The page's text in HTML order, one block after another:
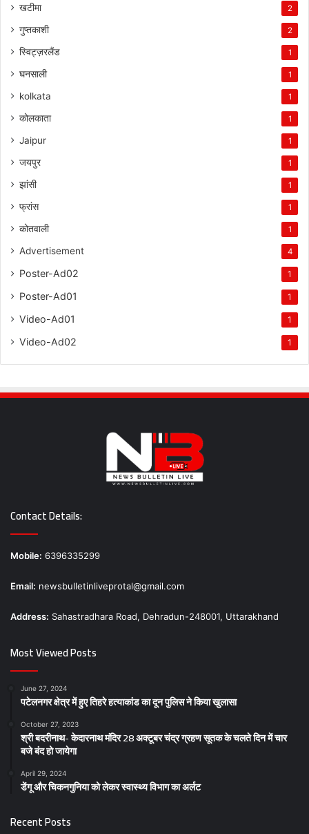
खटीमा 2
गुप्तकाशी 2
स्विट्ज़रलैंड 1
घनसाली 1
kolkata 1
कोलकाता 1
Jaipur 1
जयपुर 1
झांसी 1
फ्रांस 1
कोतवाली 1
Advertisement 4
Poster-Ad02 1
Poster-Ad01 1
Video-Ad01 1
Video-Ad02 1
Contact Details:
Mobile: 6396335299
Email: newsbulletinliveprotal@gmail.com
Address: Sahastradhara Road, Dehradun-248001, Uttarakhand
Most Viewed Posts
June 27, 2024
पटेलनगर क्षेत्र में हुए तिहरे हत्याकांड का दून पुलिस ने किया खुलासा
October 27, 2023
श्री बदरीनाथ- केदारनाथ मंदिर 28 अक्टूबर चंद्र ग्रहण सूतक के चलते दिन में चार
बजे बंद हो जायेगा
April 29, 2024
डेंगू और चिकनगुनिया को लेकर स्वास्थ्य विभाग का अर्लट
Recent Posts